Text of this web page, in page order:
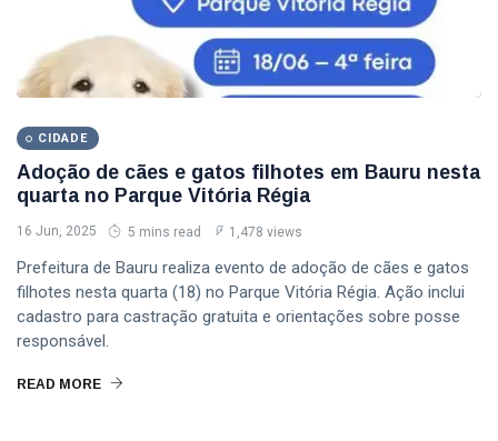
CIDADE
Adoção de cães e gatos filhotes em Bauru nesta
quarta no Parque Vitória Régia
16 Jun, 2025 5 mins read 1,478 views
Prefeitura de Bauru realiza evento de adoção de cães e gatos
filhotes nesta quarta (18) no Parque Vitória Régia. Ação inclui
cadastro para castração gratuita e orientações sobre posse
responsável.
READ MORE